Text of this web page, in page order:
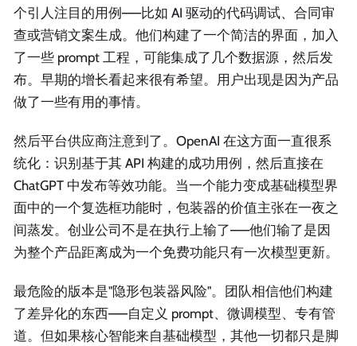
个引人注目的用例——比如 AI 驱动的代码调试、合同审
查或营销文案生成。他们构建了一个简洁的界面，加入
了一些 prompt 工程，可能集成了几个数据源，然后发
布。早期的增长看起来很有希望。用户出现是因为产品
做了一些有用的事情。
然后平台供应商注意到了。OpenAI 在这方面一直很系
统化：识别基于其 API 构建的成功用例，然后直接在
ChatGPT 中发布等效功能。当一个能力变成基础模型界
面中的一个复选框功能时，包装器的价值主张在一夜之
间蒸发。创业公司不是在执行上输了——他们输了是因
为整个产品距离成为一个免费功能只有一次模型更新。
最危险的版本是"隐形包装器风险"。团队相信他们构建
了差异化的东西——自定义 prompt、微调模型、专有管
道。但如果核心智能来自基础模型，其他一切都只是脚